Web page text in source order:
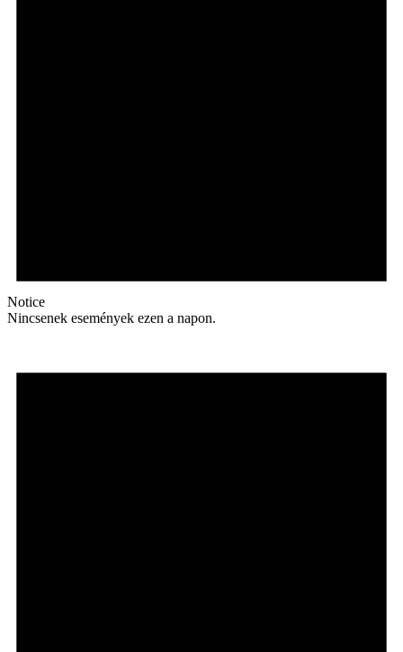
Notice
Nincsenek események ezen a napon.